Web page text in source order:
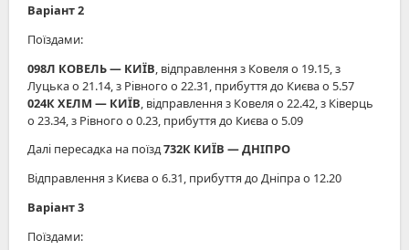
Варіант 2
Поїздами:
098Л КОВЕЛЬ ― КИЇВ , відправлення з Ковеля о 19.15, з
Луцька о 21.14, з Рівного о 22.31, прибуття до Києва о 5.57
024К ХЕЛМ ― КИЇВ , відправлення з Ковеля о 22.42, з Ківерць
о 23.34, з Рівного о 0.23, прибуття до Києва о 5.09
Далі пересадка на поїзд732К КИЇВ ― ДНІПРО
Відправлення з Києва о 6.31, прибуття до Дніпра о 12.20
Варіант 3
Поїздами: